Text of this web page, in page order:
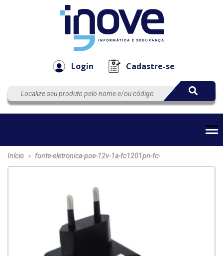
Login Cadastre-se
EmpresaAutomação
Início > fonte-eletronica-poe-12v-1a-fc1201pn-fc-